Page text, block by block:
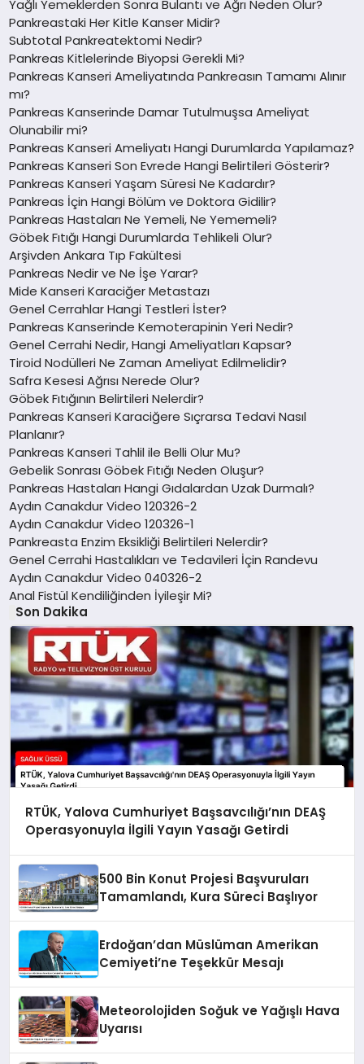
Yağlı Yemeklerden Sonra Bulantı ve Ağrı Neden Olur?
Pankreastaki Her Kitle Kanser Midir?
Subtotal Pankreatektomi Nedir?
Pankreas Kitlelerinde Biyopsi Gerekli Mi?
Pankreas Kanseri Ameliyatında Pankreasın Tamamı Alınır
mı?
Pankreas Kanserinde Damar Tutulmuşsa Ameliyat
Olunabilir mi?
Pankreas Kanseri Ameliyatı Hangi Durumlarda Yapılamaz?
Pankreas Kanseri Son Evrede Hangi Belirtileri Gösterir?
Pankreas Kanseri Yaşam Süresi Ne Kadardır?
Pankreas İçin Hangi Bölüm ve Doktora Gidilir?
Pankreas Hastaları Ne Yemeli, Ne Yememeli?
Göbek Fıtığı Hangi Durumlarda Tehlikeli Olur?
Arşivden Ankara Tıp Fakültesi
Pankreas Nedir ve Ne İşe Yarar?
Mide Kanseri Karaciğer Metastazı
Genel Cerrahlar Hangi Testleri İster?
Pankreas Kanserinde Kemoterapinin Yeri Nedir?
Genel Cerrahi Nedir, Hangi Ameliyatları Kapsar?
Tiroid Nodülleri Ne Zaman Ameliyat Edilmelidir?
Safra Kesesi Ağrısı Nerede Olur?
Göbek Fıtığının Belirtileri Nelerdir?
Pankreas Kanseri Karaciğere Sıçrarsa Tedavi Nasıl
Planlanır?
Pankreas Kanseri Tahlil ile Belli Olur Mu?
Gebelik Sonrası Göbek Fıtığı Neden Oluşur?
Pankreas Hastaları Hangi Gıdalardan Uzak Durmalı?
Aydın Canakdur Video 120326-2
Aydın Canakdur Video 120326-1
Pankreasta Enzim Eksikliği Belirtileri Nelerdir?
Genel Cerrahi Hastalıkları ve Tedavileri İçin Randevu
Aydın Canakdur Video 040326-2
Anal Fistül Kendiliğinden İyileşir Mi?
Son Dakika
RTÜK, Yalova Cumhuriyet Başsavcılığı’nın DEAŞ
Operasyonuyla İlgili Yayın Yasağı Getirdi
500 Bin Konut Projesi Başvuruları
Tamamlandı, Kura Süreci Başlıyor
Erdoğan’dan Müslüman Amerikan
Cemiyeti’ne Teşekkür Mesajı
Meteorolojiden Soğuk ve Yağışlı Hava
Uyarısı